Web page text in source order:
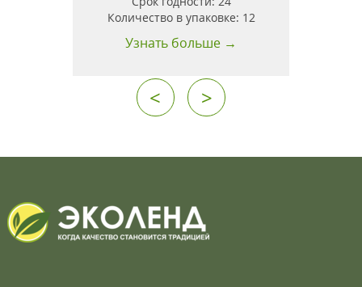
Количество в упаковке: 12
Узнать больше →
< >